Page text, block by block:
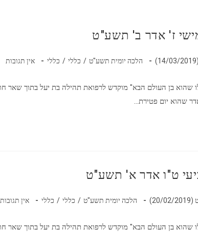
ז' אדר ב' תשע"ט
קטגוריה:
הלכה יומית תשע"ט / כללי / כללי תגובות:
אין תגובות
שהוא בן העולם הבא" מוקדש לרפואת תהילה בת יעל בתוך שאר
שהוא יום פטירת…
ט"ו אדר א' תשע"ט
קטגוריה:
הלכה יומית תשע"ט / כללי / כללי תגובות:
אין תגובות
שהוא בן העולם הבא" מוקדש לרפואת תהילה בת יעל בתוך שאר